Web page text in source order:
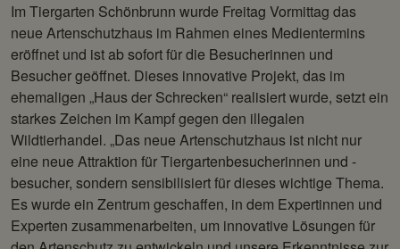
Im Tiergarten Schönbrunn wurde Freitag Vormittag das
neue Artenschutzhaus im Rahmen eines Medientermins
eröffnet und ist ab sofort für die Besucherinnen und
Besucher geöffnet. Dieses innovative Projekt, das im
ehemaligen „Haus der Schrecken“ realisiert wurde, setzt ein
starkes Zeichen im Kampf gegen den illegalen
Wildtierhandel. „Das neue Artenschutzhaus ist nicht nur
eine neue Attraktion für Tiergartenbesucherinnen und -
besucher, sondern sensibilisiert für dieses wichtige Thema.
Es wurde ein Zentrum geschaffen, in dem Expertinnen und
Experten zusammenarbeiten, um innovative Lösungen für